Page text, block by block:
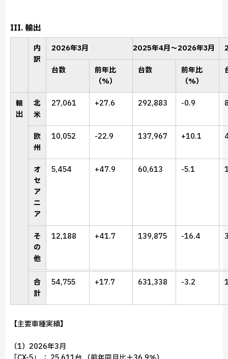
III. 輸出
内
訳
2026年3月 2025年4月～2026年3月
台数
前年比
（%）
台数
前年比
（%）
輸
出
北
米
27,061 +27.6 292,883 -0.9
欧
州
10,052 -22.9 137,967 +10.1
オ
セ
ア
ニ
ア
5,454 +47.9 60,613 -5.1
そ
の
他
12,188 +41.7 139,875 -16.4
合
計
54,755 +17.7 631,338 -3.2
【主要車種実績】
（1）2026年3月